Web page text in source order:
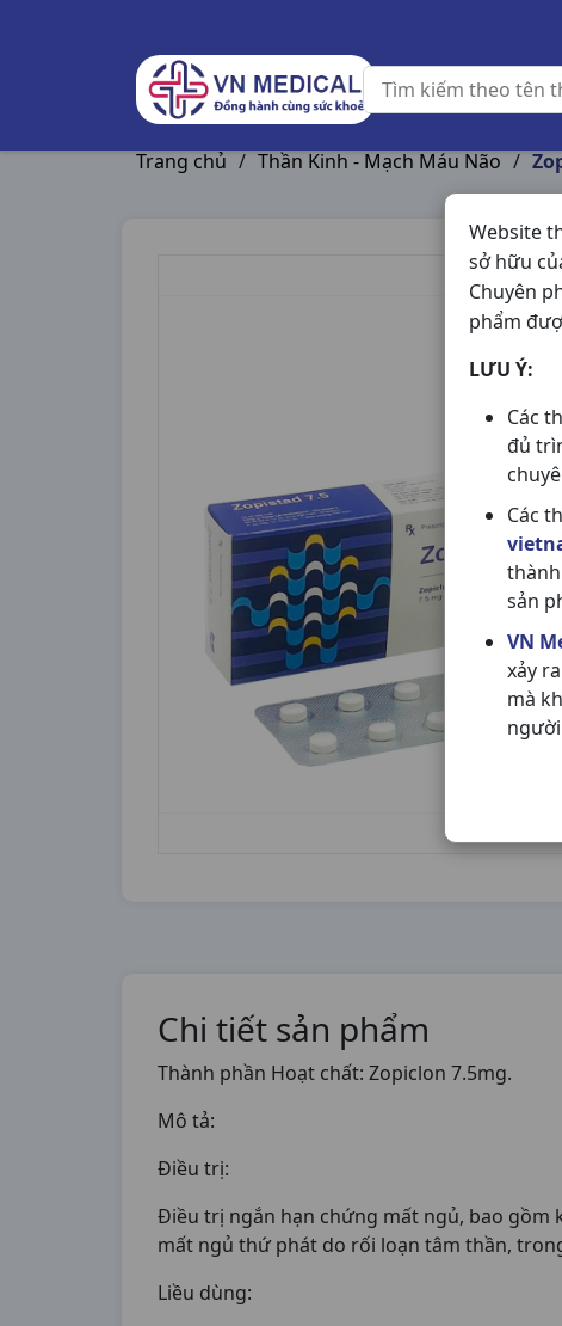
Website
sở hữu
Chuyên
phẩm
LƯU Ý:
Các
đủ
Các
sản
VN
xảy
mà
Trang chủ / Thần Kinh - Mạch Máu Não /
Chi tiết sản phẩm
Thành phần Hoạt chất: Zopiclon 7.5mg.
Mô tả:
Điều trị:
Điều trị ngắn hạn chứng mất ngủ, bao gồm
mất ngủ thứ phát do rối loạn tâm thần,
Liều dùng: